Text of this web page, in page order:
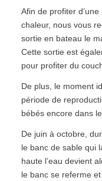
Afin de profiter
chaleur, nous vous
sortie en bateau le
Cette sortie est
pour profiter du
De plus, le moment
période de
bébés encore dans
De juin à octobre,
le banc de sable qui
haute l’eau devient
le banc se referme